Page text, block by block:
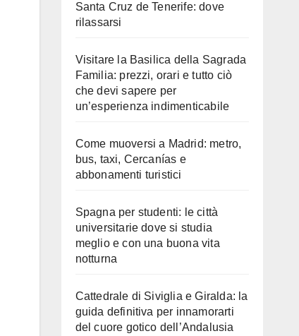
Santa Cruz de Tenerife: dove
rilassarsi
Visitare la Basilica della Sagrada
Familia: prezzi, orari e tutto ciò
che devi sapere per
un’esperienza indimenticabile
Come muoversi a Madrid: metro,
bus, taxi, Cercanías e
abbonamenti turistici
Spagna per studenti: le città
universitarie dove si studia
meglio e con una buona vita
notturna
Cattedrale di Siviglia e Giralda: la
guida definitiva per innamorarti
del cuore gotico dell’Andalusia